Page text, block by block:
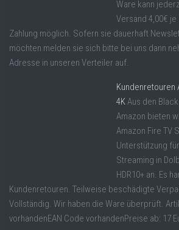
Ware kann
Versand 4,00€ je
Zahlung möglich. Sofern sie dauerhaft
möchten melden sie sich bitte bei uns dann
Adresse in unseren Verteiler auf.
Kundenretouren
4KAus den
Amazon bieten
Amazon Fire TV
Unterstützung
Streaming in
HDR10+ an. Es
Kundenretouren. Teilweise beschädigte
Vollständig. Wir haben die Ware überprüft.
vorhandenEAN Code vorhandenPreise ab: 17